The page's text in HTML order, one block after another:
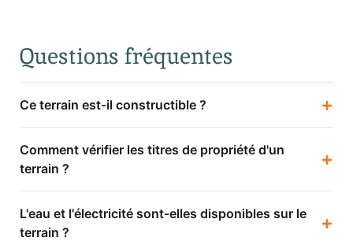
Questions fréquentes
Ce terrain est-il constructible ? +
Comment vérifier les titres de propriété d'un
terrain ?
+
L'eau et l'électricité sont-elles disponibles sur le
terrain ?
+